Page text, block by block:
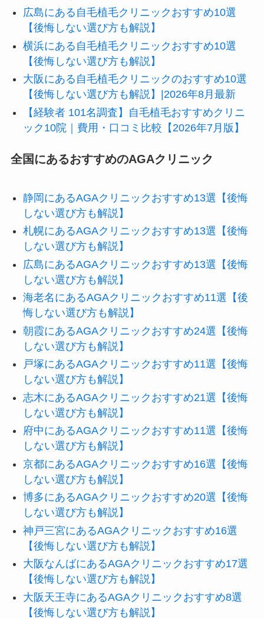
広島にある自毛植毛クリニックおすすめ10選
【後悔しない選び方も解説】
横浜にある自毛植毛クリニックおすすめ10選
【後悔しない選び方も解説】
大阪にある自毛植毛クリニックのおすすめ10選
【後悔しない選び方も解説】|2026年8月最新
【経験者 101名調査】自毛植毛おすすめクリニ
ック10院｜費用・口コミ比較【2026年7月版】
全国にあるおすすめのAGAクリニック
静岡にあるAGAクリニックおすすめ13選【後悔
しない選び方も解説】
札幌にあるAGAクリニックおすすめ13選【後悔
しない選び方も解説】
広島にあるAGAクリニックおすすめ13選【後悔
しない選び方も解説】
海老名にあるAGAクリニックおすすめ11選【後
悔しない選び方も解説】
朝霞にあるAGAクリニックおすすめ24選【後悔
しない選び方も解説】
戸塚にあるAGAクリニックおすすめ11選【後悔
しない選び方も解説】
志木にあるAGAクリニックおすすめ21選【後悔
しない選び方も解説】
府中にあるAGAクリニックおすすめ11選【後悔
しない選び方も解説】
京都にあるAGAクリニックおすすめ16選【後悔
しない選び方も解説】
博多にあるAGAクリニックおすすめ20選【後悔
しない選び方も解説】
神戸三宮にあるAGAクリニックおすすめ16選
【後悔しない選び方も解説】
大阪なんばにあるAGAクリニックおすすめ17選
【後悔しない選び方も解説】
大阪天王寺にあるAGAクリニックおすすめ8選
【後悔しない選び方も解説】